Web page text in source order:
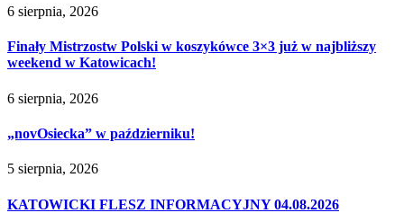
6 sierpnia, 2026
Finały Mistrzostw Polski w koszykówce 3×3 już w najbliższy
weekend w Katowicach!
6 sierpnia, 2026
„novOsiecka” w październiku!
5 sierpnia, 2026
KATOWICKI FLESZ INFORMACYJNY 04.08.2026